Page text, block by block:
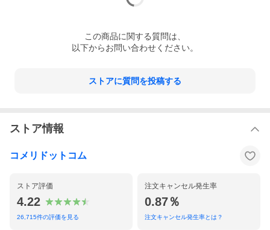
この商品に関する質問は、
以下からお問い合わせください。
ストアに質問を投稿する
ストア情報
コメリドットコム
ストア評価
4.22
26,715件の評価を見る
注文キャンセル発生率
0.87％
注文キャンセル発生率とは？